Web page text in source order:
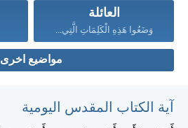
العائلة
وَضَعُوا هَذِهِ الْكَلِمَاتِ الَّتِي...
مواضيع اخرى
آية الكتاب المقدس اليومية